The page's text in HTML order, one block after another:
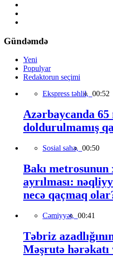
Gündəmdə
Yeni
Populyar
Redaktorun seçimi
Ekspress təhlil, 00:52
Azərbaycanda
doldurulmamış
Sosial sahə, 00:50
Bakı
ayrılması:
necə qaçmaq
Cəmiyyət, 00:41
Təbriz
Məşrutə